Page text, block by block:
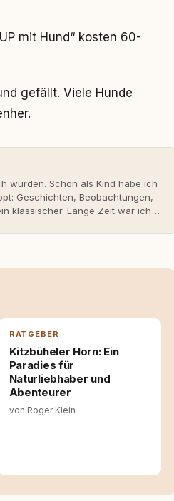
mit Hund“ kosten 60-
gefällt. Viele Hunde
wurden. Schon als Kind habe ich
Geschichten, Beobachtungen,
klassischer. Lange Zeit war ich
funktionieren kann.
das grosse Ganze: Welche
Ich glaube, dass Emotionen
Selbstreflexion und
ich genau dazu beitragen.
RATGEBER
Kitzbüheler Horn: Ein
Paradies für
Naturliebhaber und
Abenteurer
von Roger Klein